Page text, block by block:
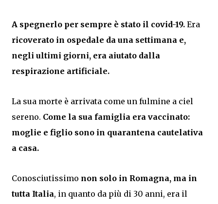
A spegnerlo per sempre è stato il covid-19. Era
ricoverato in ospedale da una settimana e,
negli ultimi giorni, era aiutato dalla
respirazione artificiale.
La sua morte è arrivata come un fulmine a ciel
sereno. Come la sua famiglia era vaccinato:
moglie e figlio sono in quarantena cautelativa
a casa.
Conosciutissimo non solo in Romagna, ma in
tutta Italia, in quanto da più di 30 anni, era il